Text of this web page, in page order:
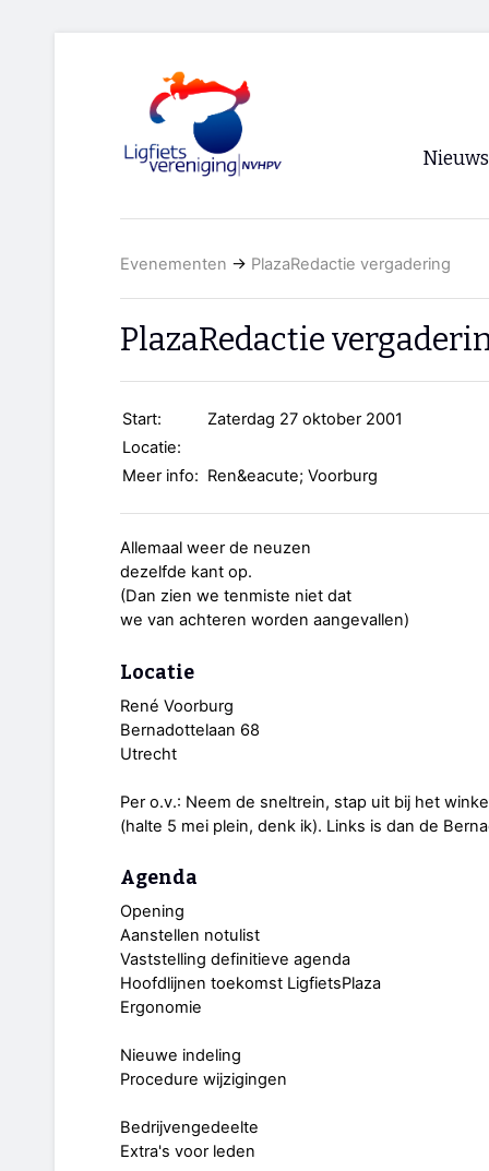
Nieuws
RSS
Evenementen → PlazaRedactie vergadering
PlazaRedactie
Start:
Zaterdag 27 oktober 2001
Locatie:
Meer info: Ren&eacute; Voorburg
Allemaal weer de neuzen
dezelfde kant op.
(Dan zien we tenmiste niet dat
we van achteren worden aangevallen)
Locatie
René Voorburg
Bernadottelaan 68
Utrecht
Per o.v.: Neem de sneltrein, stap uit bij het
(halte 5 mei plein, denk ik). Links is dan de
Agenda
Opening
Aanstellen notulist
Vaststelling definitieve agenda
Hoofdlijnen toekomst LigfietsPlaza
Ergonomie
Nieuwe indeling
Procedure wijzigingen
Bedrijvengedeelte
Extra's voor leden